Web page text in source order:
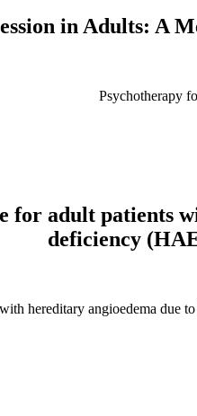
in Adults: A
Psychotherapy
for adult patients
deficiency
hereditary angioedema